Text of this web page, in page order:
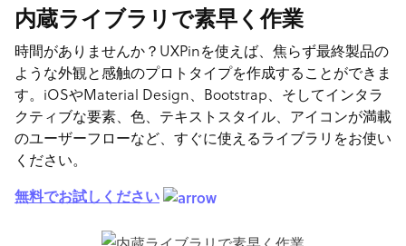
内蔵ライブラリで素早く作業
時間がありませんか？UXPinを使えば、焦らず最終製品の
ような外観と感触のプロトタイプを作成することができま
す。iOSやMaterial Design、Bootstrap、そしてインタラ
クティブな要素、色、テキストスタイル、アイコンが満載
のユーザーフローなど、すぐに使えるライブラリをお使い
ください。
無料でお試しください